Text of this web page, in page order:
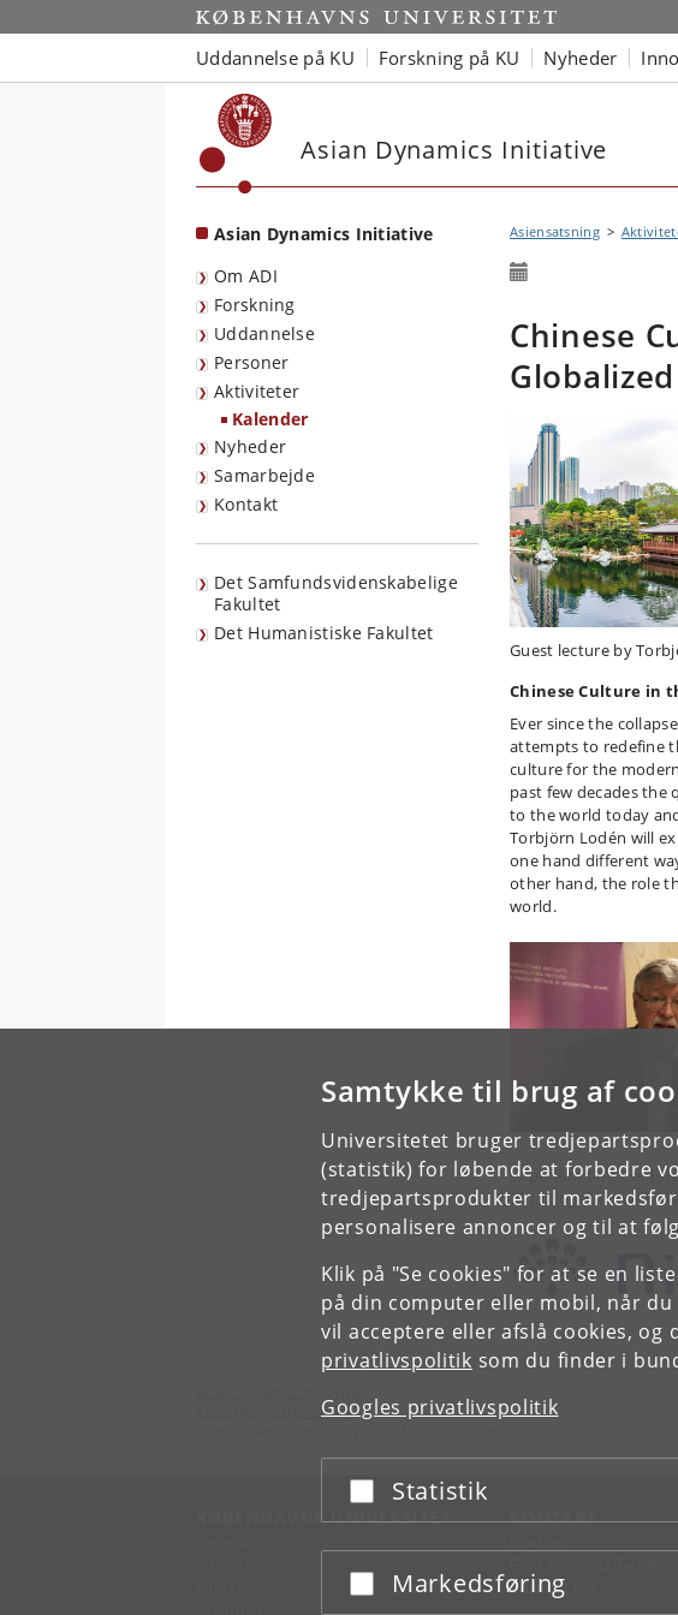
Samtykke til brug af
Universitetet bruger
(statistik) for løbende at forbedre
tredjepartsprodukter til
personalisere annoncer og til at
Klik på "Se cookies" for at se en
på din computer eller mobil, når
vil acceptere eller afslå cookies,
privatlivspolitik som du finder i
Googles privatlivspolitik
Acceptér eller afslå
Statistik
Acceptér eller afslå
Markedsføring
Start
Uddannelse på KU Forskning på KU Nyheder
Asian Dynamics Initiative
Asian Dynamics Initiative
Om ADI
Forskning
Uddannelse
Personer
Aktiviteter
Kalender
Nyheder
Samarbejde
Kontakt
Det Samfundsvidenskabelige
Fakultet
Det Humanistiske Fakultet
Asiensatsning
Chinese
Guest lecture by
Chinese Culture in
Ever since the
attempts to redefine
culture for the
past few decades
to the world today
Torbjörn Lodén will
one hand different
other hand, the role
world.
imperium till global
2013, together with
Københavns Universitet
KØBENHAVNS UNIVERSITET KONTAKT
Kontakt KU